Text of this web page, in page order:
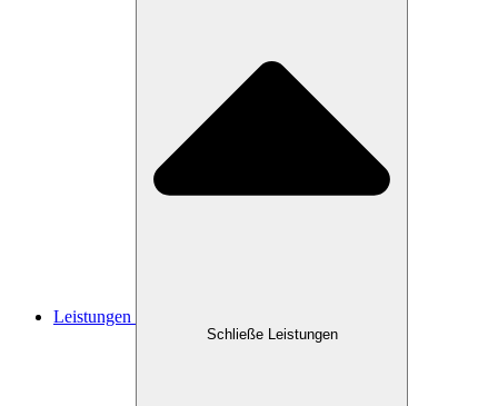
Leistungen
Schließe Leistungen